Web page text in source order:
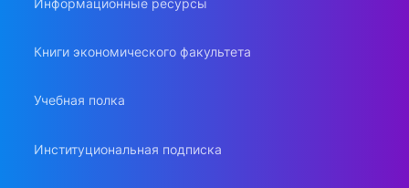
Информационные ресурсы
Книги экономического факультета
Учебная полка
Институциональная подписка